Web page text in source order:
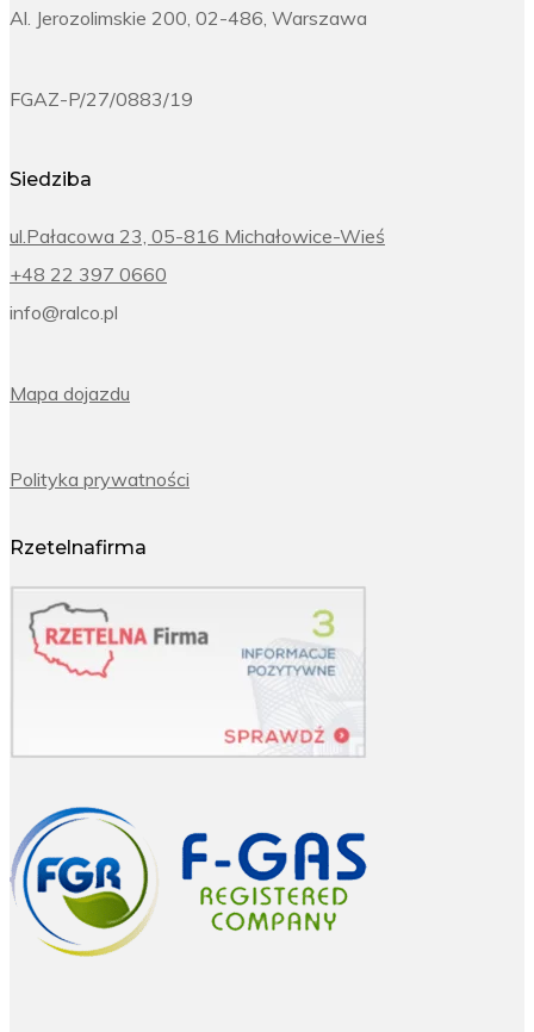
Al. Jerozolimskie 200, 02-486, Warszawa
FGAZ-P/27/0883/19
Siedziba
ul.Pałacowa 23, 05-816 Michałowice-Wieś
+48 22 397 0660
info@ralco.pl
Mapa dojazdu
Polityka prywatności
Rzetelnafirma